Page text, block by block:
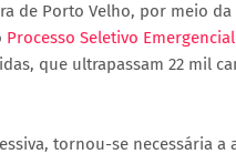
de Porto Velho, por meio
Processo Seletivo
que ultrapassam 22 mil
tornou-se necessária